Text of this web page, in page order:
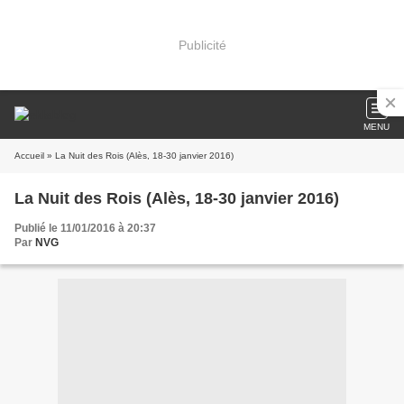
Publicité
MENU
Accueil » La Nuit des Rois (Alès, 18-30 janvier 2016)
La Nuit des Rois (Alès, 18-30 janvier 2016)
Publié le 11/01/2016 à 20:37
Par NVG